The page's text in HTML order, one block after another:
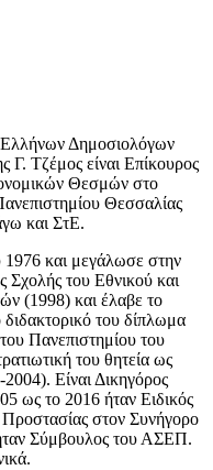
Δημοσιολόγων
Τζέμος είναι Επίκουρος
Θεσμών στο
Θεσσαλίας
και ΣτΕ.
1976 και μεγάλωσε στην
Σχολής του Εθνικού και
(1998) και έλαβε το
του δίπλωμα
Πανεπιστημίου του
του θητεία ως
Είναι Δικηγόρος
ως το 2016 ήταν Ειδικός
στον Συνήγορο
Σύμβουλος του ΑΣΕΠ.